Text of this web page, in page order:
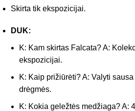
Skirta tik ekspozicijai.
DUK:
K: Kam skirtas Falcata? A:
ekspozicijai.
K: Kaip prižiūrėti? A: Valyti
drėgmės.
K: Kokia geležtės medžiaga? A: